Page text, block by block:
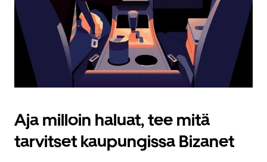
Aja milloin haluat, tee mitä
tarvitset kaupungissa Bizanet